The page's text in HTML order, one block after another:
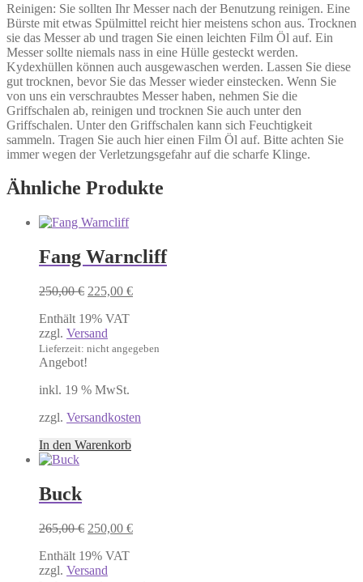
Reinigen: Sie sollten Ihr Messer nach der Benutzung reinigen. Eine
Bürste mit etwas Spülmittel reicht hier meistens schon aus. Trocknen
sie das Messer ab und tragen Sie einen leichten Film Öl auf. Ein
Messer sollte niemals nass in eine Hülle gesteckt werden.
Kydexhüllen können auch ausgewaschen werden. Lassen Sie diese
gut trocknen, bevor Sie das Messer wieder einstecken. Wenn Sie
von uns ein verschraubtes Messer haben, nehmen Sie die
Griffschalen ab, reinigen und trocknen Sie auch unter den
Griffschalen. Unter den Griffschalen kann sich Feuchtigkeit
sammeln. Tragen Sie auch hier einen Film Öl auf. Bitte achten Sie
immer wegen der Verletzungsgefahr auf die scharfe Klinge.
Ähnliche Produkte
Fang Warncliff
250,00€ Ursprünglicher
war:
250,00 €
225,00 €Aktueller
Enthält 19% VAT
zzgl. Versand
Lieferzeit: nicht angegeben
Angebot!
inkl. 19 % MwSt.
zzgl. Versandkosten
In den Warenkorb
Buck
265,00€ Ursprünglicher
war:
265,00 €
250,00 €Aktueller
Enthält 19% VAT
zzgl. Versand